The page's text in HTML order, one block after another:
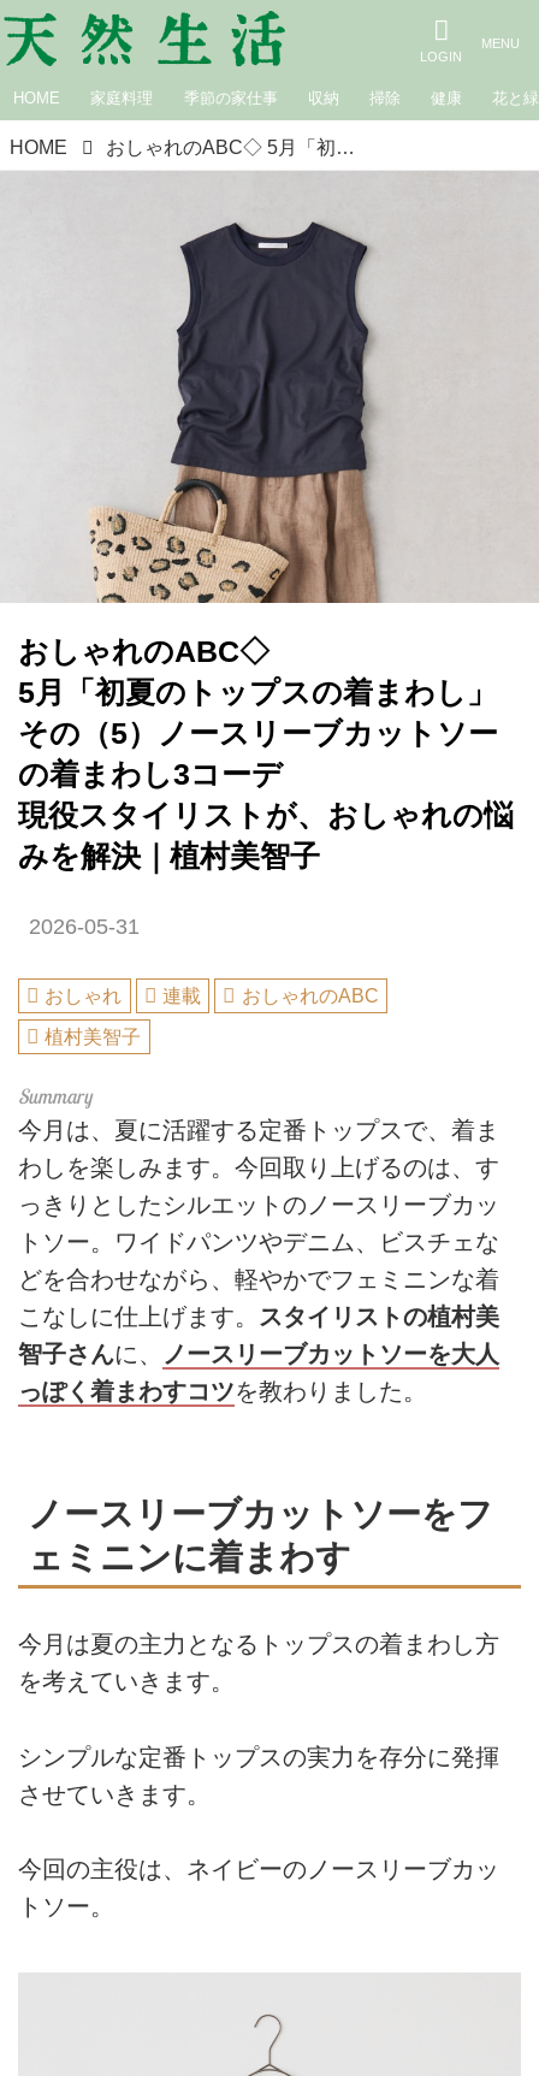
HOME 家庭料理 季節の家仕事 収納 掃除 健康 花と緑
HOME おしゃれのABC◇ 5月「初夏のトップスの着まわし」その（5）ノースリーブカットソーの着まわし3コーデ 現役スタイリストが、おしゃれの悩みを解決｜植村美智子
おしゃれのABC◇
5月「初夏のトップスの着まわし」
その（5）ノースリーブカットソー
の着まわし3コーデ
現役スタイリストが、おしゃれの悩
みを解決｜植村美智子
2026-05-31
おしゃれ 連載
おしゃれのABC
植村美智子
今月は、夏に活躍する定番トップスで、着ま
わしを楽しみます。今回取り上げるのは、す
っきりとしたシルエットのノースリーブカッ
トソー。ワイドパンツやデニム、ビスチェな
どを合わせながら、軽やかでフェミニンな着
こなしに仕上げます。 スタイリストの植村美
智子さんに、
ノースリーブカットソーを大人
っぽく着まわすコツを教わりました。
ノースリーブカットソーをフ
ェミニンに着まわす
今月は夏の主力となるトップスの着まわし方
を考えていきます。
シンプルな定番トップスの実力を存分に発揮
させていきます。
今回の主役は、ネイビーのノースリーブカッ
トソー。